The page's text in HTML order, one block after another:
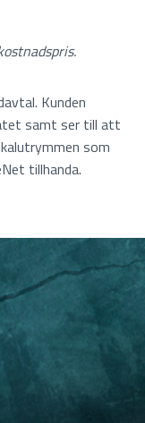
Kunden
samt ser till att
som
tillhanda.